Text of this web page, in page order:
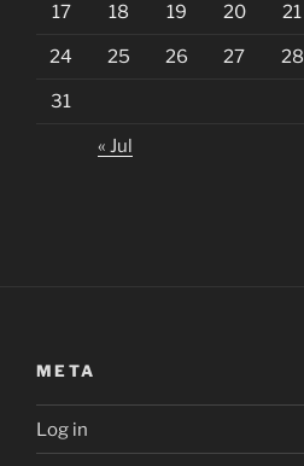
17 18 19 20 21
24 25 26 27 28
31
« Jul
META
Log in